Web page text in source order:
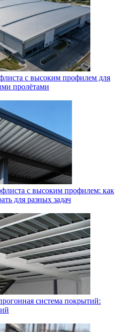
с высоким профилем для
пролётами
с высоким профилем: как
для разных задач
система покрытий: